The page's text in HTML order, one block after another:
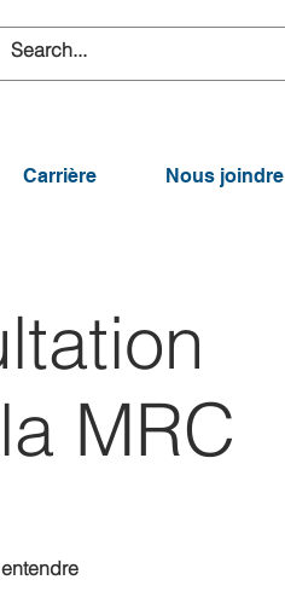
Carrière Nous joindre
MRC